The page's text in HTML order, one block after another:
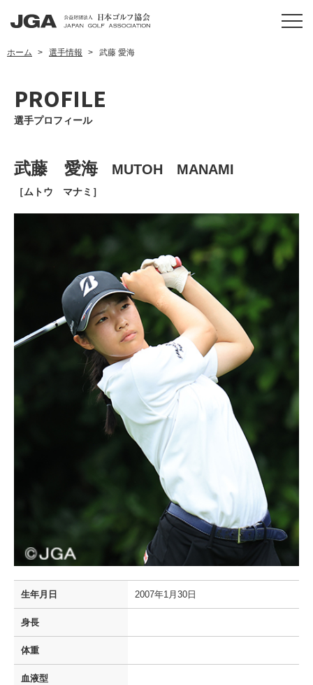
ホーム 選手情報 武藤 愛海
PROFILE
選手プロフィール
武藤 愛海 MUTOH MANAMI
［ムトウ マナミ］
生年月日 2007年1月30日
身長
体重
血液型